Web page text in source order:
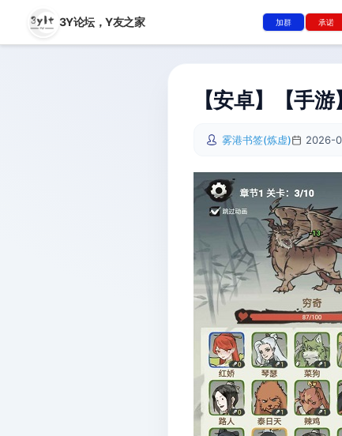
3Y论坛，Y友之家 加群 承诺
【安卓】【手
雾港书签(炼虚) 2026-